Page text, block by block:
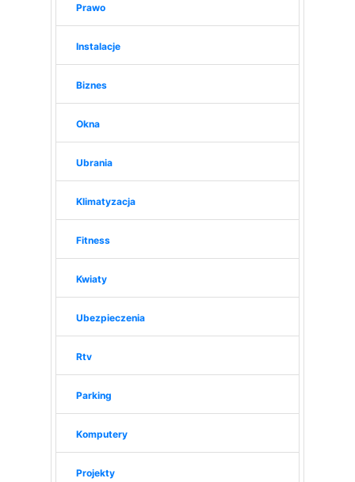
Prawo
Instalacje
Biznes
Okna
Ubrania
Klimatyzacja
Fitness
Kwiaty
Ubezpieczenia
Rtv
Parking
Komputery
Projekty